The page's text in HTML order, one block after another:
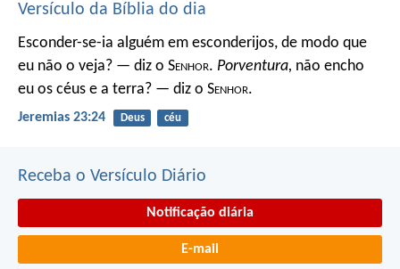
Versículo da Bíblia do dia
Esconder-se-ia alguém em esconderijos, de modo que
eu não o veja? — diz o Senhor. Porventura, não encho
eu os céus e a terra? — diz o Senhor.
Jeremias 23:24 Deus céu
Receba o Versículo Diário
Notificação diária
E-mail